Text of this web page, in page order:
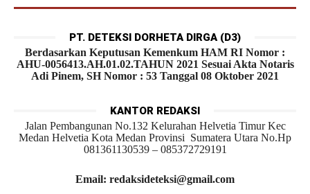
PT. DETEKSI DORHETA DIRGA (D3)
Berdasarkan Keputusan Kemenkum HAM RI Nomor :
AHU-0056413.AH.01.02.TAHUN 2021 Sesuai Akta Notaris
Adi Pinem, SH Nomor : 53 Tanggal 08 Oktober 2021
KANTOR REDAKSI
Jalan Pembangunan No.132 Kelurahan Helvetia Timur Kec
Medan Helvetia Kota Medan Provinsi Sumatera Utara No.Hp
081361130539 – 085372729191
Email: redaksideteksi@gmail.com